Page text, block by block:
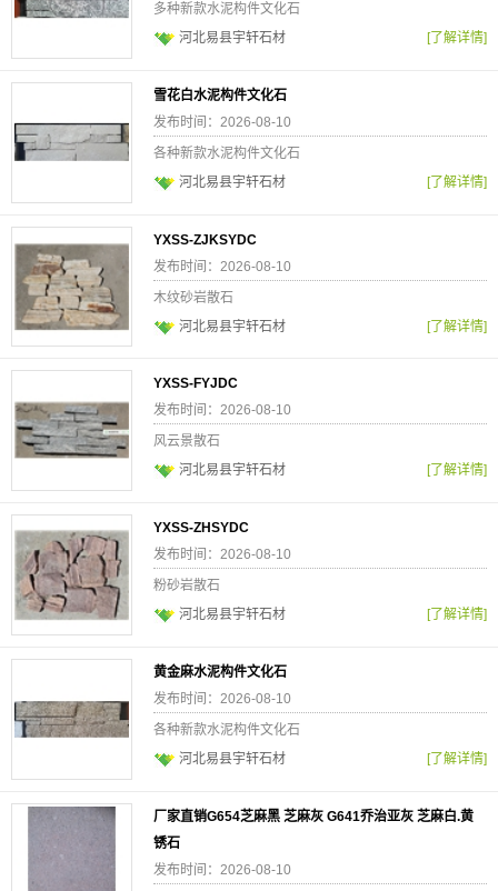
多种新款水泥构件文化石
河北易县宇轩石材
[了解详情]
雪花白水泥构件文化石
发布时间：2026-08-10
各种新款水泥构件文化石
河北易县宇轩石材
[了解详情]
YXSS-ZJKSYDC
发布时间：2026-08-10
木纹砂岩散石
河北易县宇轩石材
[了解详情]
YXSS-FYJDC
发布时间：2026-08-10
风云景散石
河北易县宇轩石材
[了解详情]
YXSS-ZHSYDC
发布时间：2026-08-10
粉砂岩散石
河北易县宇轩石材
[了解详情]
黄金麻水泥构件文化石
发布时间：2026-08-10
各种新款水泥构件文化石
河北易县宇轩石材
[了解详情]
厂家直销G654芝麻黑 芝麻灰 G641乔治亚灰 芝麻白.黄
锈石
发布时间：2026-08-10